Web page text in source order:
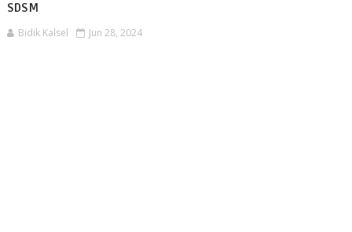
SDSM
Bidik Kalsel Jun 28, 2024